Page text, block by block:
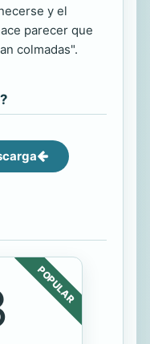
y el
parecer que
colmadas".
POPULAR